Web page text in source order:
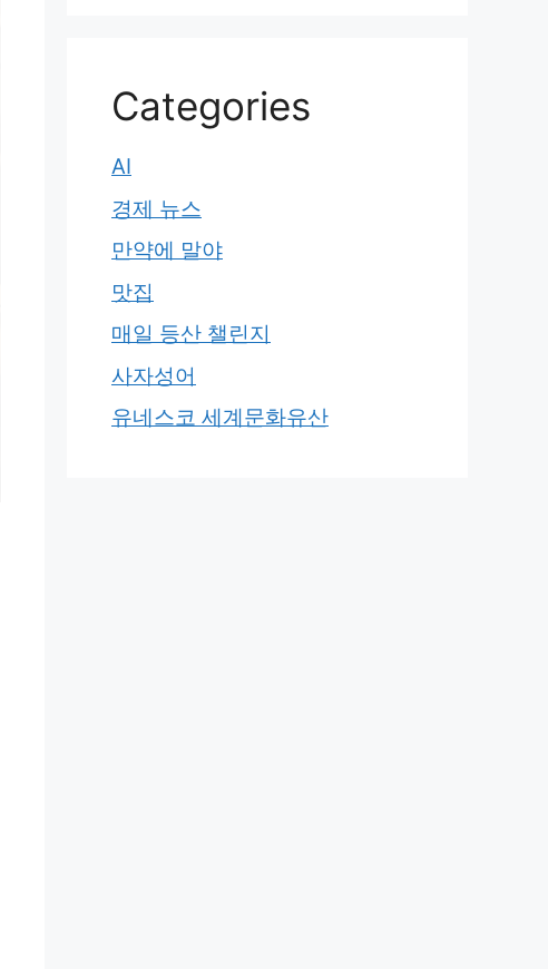
Categories
AI
경제 뉴스
만약에 말야
맛집
매일 등산 챌린지
사자성어
유네스코 세계문화유산